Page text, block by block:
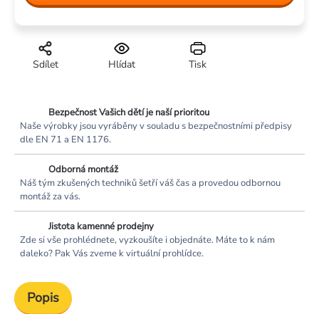
Tisk
Hlídat
Sdílet
Bezpečnost Vašich dětí je naší prioritou
Naše výrobky jsou vyráběny v souladu s bezpečnostními předpisy
dle EN 71 a EN 1176.
Odborná montáž
Náš tým zkušených techniků šetří váš čas a provedou odbornou
montáž za vás.
Jistota kamenné prodejny
Zde si vše prohlédnete, vyzkoušíte i objednáte. Máte to k nám
daleko? Pak Vás zveme k virtuální prohlídce.
Popis